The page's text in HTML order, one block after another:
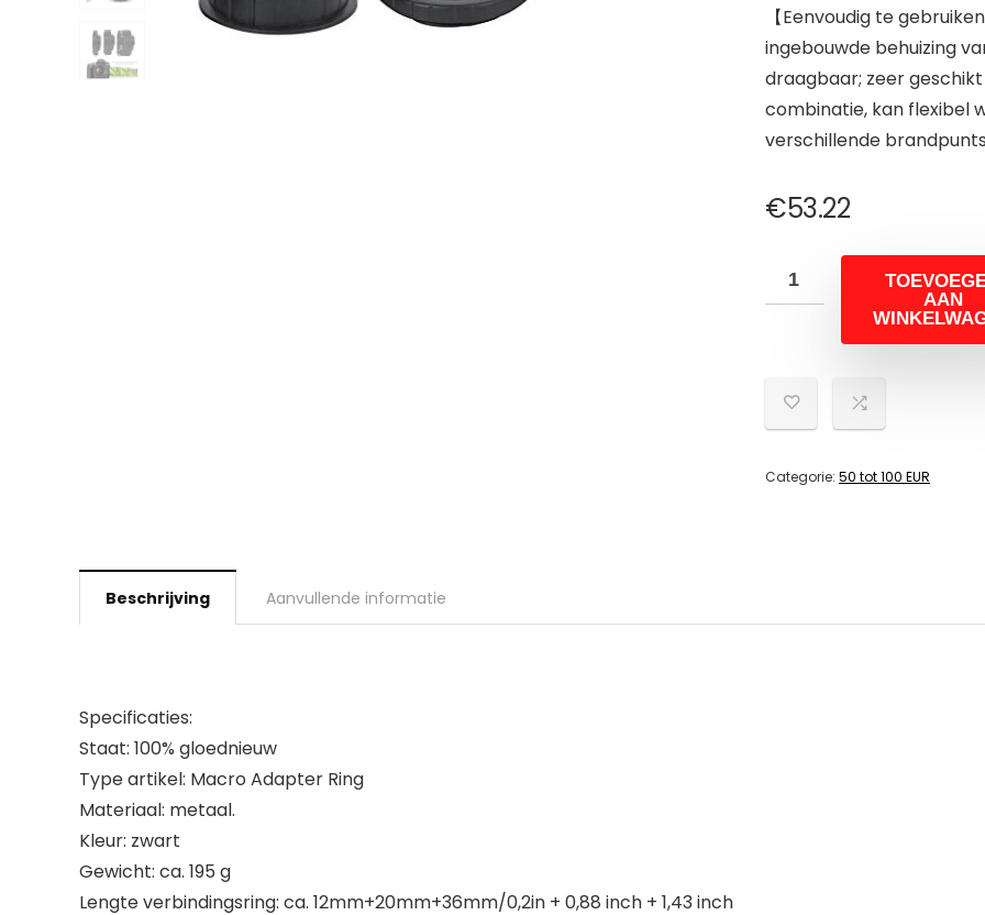
【Eenvoudig te
ingebouwde behuizing
draagbaar; zeer
combinatie, kan flexibel
verschillende
€53.22
AAN
Categorie: 50 tot 100 EUR
Beschrijving Aanvullende informatie
Specificaties:
Staat: 100% gloednieuw
Type artikel: Macro Adapter Ring
Materiaal: metaal.
Kleur: zwart
Gewicht: ca. 195 g
Lengte verbindingsring: ca. 12mm+20mm+36mm/0,2in + 0,88 inch + 1,43 inch